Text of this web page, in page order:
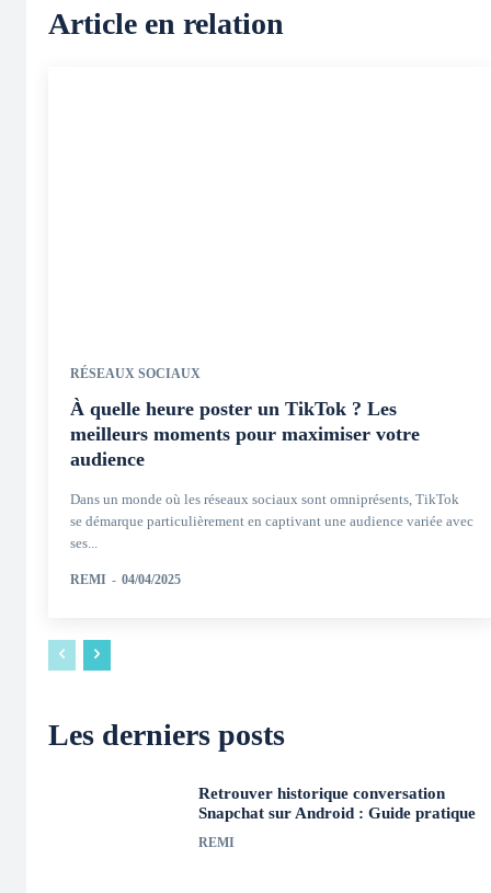
Article en relation
RÉSEAUX SOCIAUX
À quelle heure poster un TikTok ? Les
meilleurs moments pour maximiser votre
audience
Dans un monde où les réseaux sociaux sont omniprésents, TikTok
se démarque particulièrement en captivant une audience variée avec
ses...
REMI - 04/04/2025
Les derniers posts
Retrouver historique conversation
Snapchat sur Android : Guide pratique
REMI